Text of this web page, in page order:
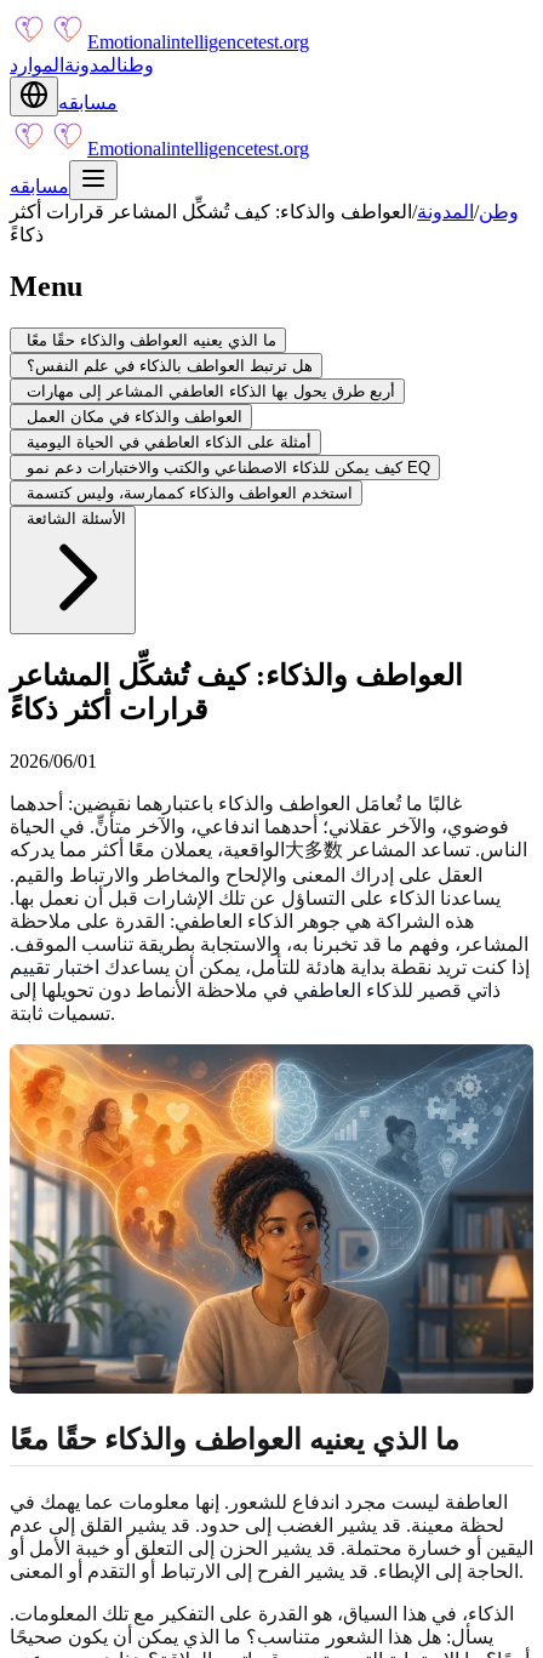
Emotionalintelligencetest.org
وطنالمدونة الموارد
مسابقه
Emotionalintelligencetest.org
مسابقه
وطن/ المدونة/ العواطف والذكاء: كيف تُشكِّل المشاعر قرارات أكثر
ذكاءً
Menu
ما الذي يعنيه العواطف والذكاء حقًا معًا
هل ترتبط العواطف بالذكاء في علم النفس؟
أربع طرق يحول بها الذكاء العاطفي المشاعر إلى مهارات
العواطف والذكاء في مكان العمل
أمثلة على الذكاء العاطفي في الحياة اليومية
كيف يمكن للذكاء الاصطناعي والكتب والاختبارات دعم نمو EQ
استخدم العواطف والذكاء كممارسة، وليس كتسمة
الأسئلة الشائعة
العواطف والذكاء: كيف تُشكِّل المشاعر
قرارات أكثر ذكاءً
2026/06/01
غالبًا ما تُعامَل العواطف والذكاء باعتبارهما نقيضين: أحدهما
فوضوي، والآخر عقلاني؛ أحدهما اندفاعي، والآخر متأنٍّ. في الحياة
الواقعية، يعملان معًا أكثر مما يدركه大多数 الناس. تساعد المشاعر
العقل على إدراك المعنى والإلحاح والمخاطر والارتباط والقيم.
يساعدنا الذكاء على التساؤل عن تلك الإشارات قبل أن نعمل بها.
هذه الشراكة هي جوهر الذكاء العاطفي: القدرة على ملاحظة
المشاعر، وفهم ما قد تخبرنا به، والاستجابة بطريقة تناسب الموقف.
إذا كنت تريد نقطة بداية هادئة للتأمل، يمكن أن يساعدك اختبار تقييم
ذاتي قصير للذكاء العاطفي في ملاحظة الأنماط دون تحويلها إلى
تسميات ثابتة.
ما الذي يعنيه العواطف والذكاء حقًا معًا
العاطفة ليست مجرد اندفاع للشعور. إنها معلومات عما يهمك في
لحظة معينة. قد يشير الغضب إلى حدود. قد يشير القلق إلى عدم
اليقين أو خسارة محتملة. قد يشير الحزن إلى التعلق أو خيبة الأمل أو
الحاجة إلى الإبطاء. قد يشير الفرح إلى الارتباط أو التقدم أو المعنى.
الذكاء، في هذا السياق، هو القدرة على التفكير مع تلك المعلومات.
يسأل: هل هذا الشعور متناسب؟ ما الذي يمكن أن يكون صحيحًا